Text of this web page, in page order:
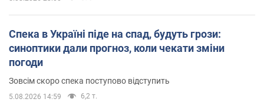
Спека в Україні піде на спад, будуть грози:
синоптики дали прогноз, коли чекати зміни
погоди
Зовсім скоро спека поступово відступить
5.08.2026 14:59 6,2 т.